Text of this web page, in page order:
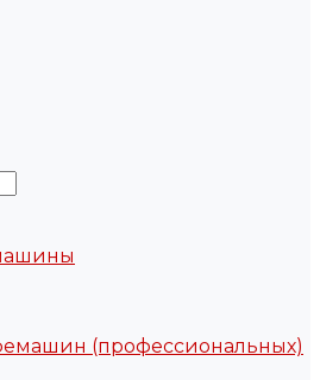
(профессиональных)